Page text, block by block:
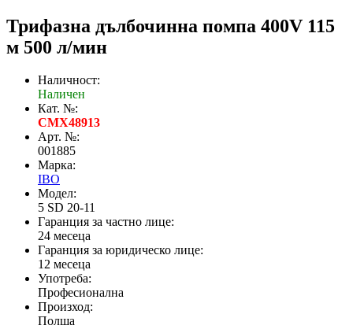
Трифазна дълбочинна помпа 400V 115
м 500 л/мин
Наличност:
Наличен
Кат. №:
CMX48913
Арт. №:
001885
Марка:
IBO
Модел:
5 SD 20-11
Гаранция за частно лице:
24 месеца
Гаранция за юридическо лице:
12 месеца
Употреба:
Професионална
Произход:
Полша